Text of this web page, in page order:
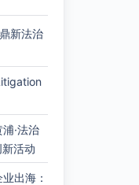
新法治
·法治
活动
出海：